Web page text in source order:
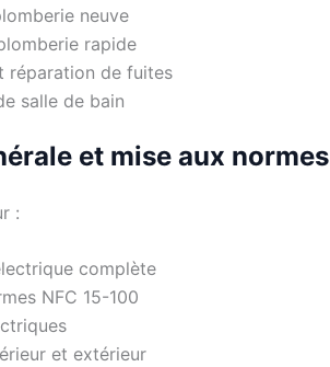
neuve
rapide
réparation de fuites
salle de bain
et mise aux normes
:
complète
NFC 15-100
et extérieur